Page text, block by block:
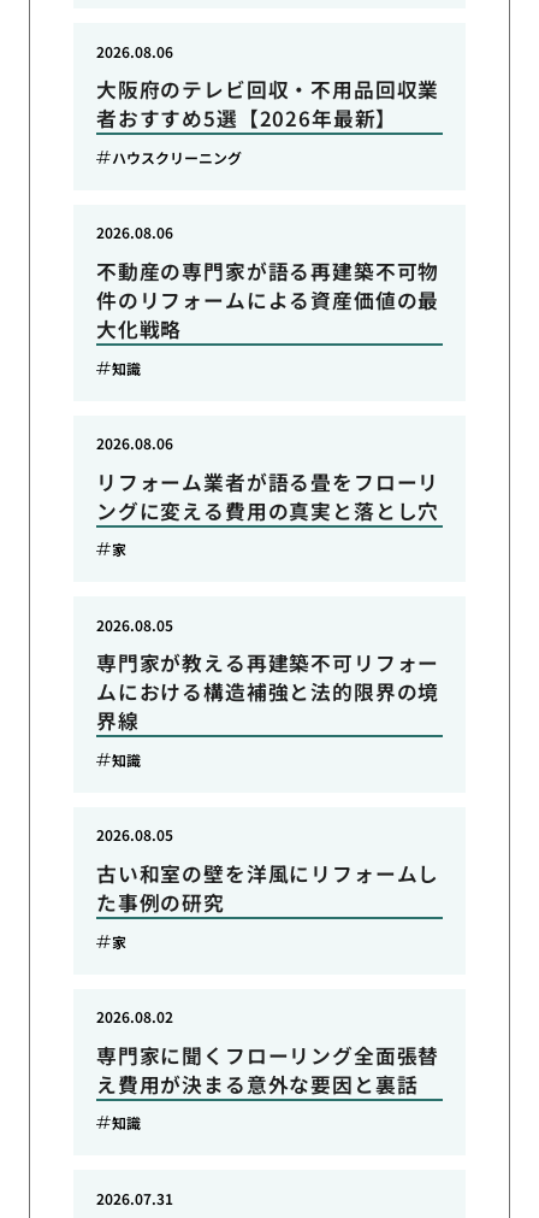
大阪府のテレビ回収・不用品回収業
者おすすめ5選【2026年最新】
2026.08.06
ハウスクリーニング
不動産の専門家が語る再建築不可物
件のリフォームによる資産価値の最
大化戦略
2026.08.06
知識
リフォーム業者が語る畳をフローリ
ングに変える費用の真実と落とし穴
2026.08.06
家
専門家が教える再建築不可リフォー
ムにおける構造補強と法的限界の境
界線
2026.08.05
知識
古い和室の壁を洋風にリフォームし
た事例の研究
2026.08.05
家
専門家に聞くフローリング全面張替
え費用が決まる意外な要因と裏話
2026.08.02
知識
2026.07.31